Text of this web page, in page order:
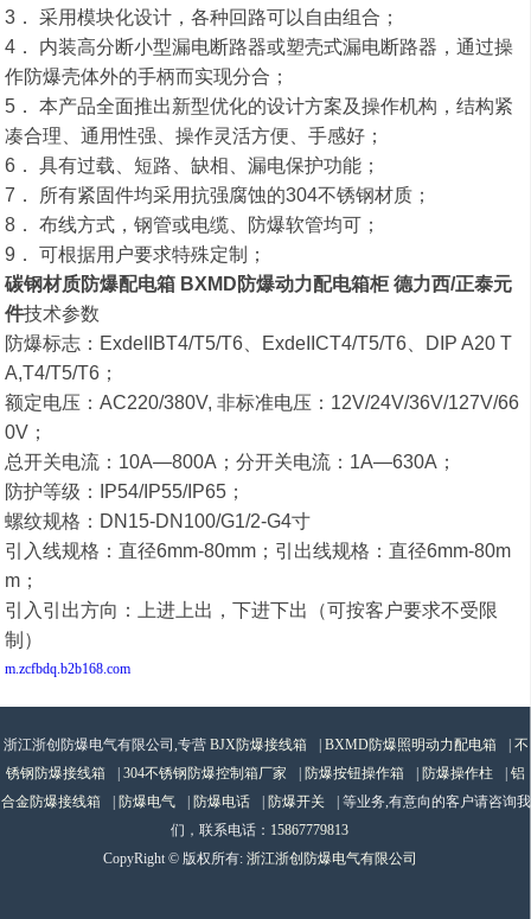
3． 采用模块化设计，各种回路可以自由组合；
4． 内装高分断小型漏电断路器或塑壳式漏电断路器，通过操
作防爆壳体外的手柄而实现分合；
5． 本产品全面推出新型优化的设计方案及操作机构，结构紧
凑合理、通用性强、操作灵活方便、手感好；
6． 具有过载、短路、缺相、漏电保护功能；
7． 所有紧固件均采用抗强腐蚀的304不锈钢材质；
8． 布线方式，钢管或电缆、防爆软管均可；
9． 可根据用户要求特殊定制；
碳钢材质防爆配电箱 BXMD防爆动力配电箱柜 德力西/正泰元
件技术参数
防爆标志：ExdeIIBT4/T5/T6、ExdeIICT4/T5/T6、DIP A20 T
A,T4/T5/T6；
额定电压：AC220/380V, 非标准电压：12V/24V/36V/127V/66
0V；
总开关电流：10A—800A；分开关电流：1A—630A；
防护等级：IP54/IP55/IP65；
螺纹规格：DN15-DN100/G1/2-G4寸
引入线规格：直径6mm-80mm；引出线规格：直径6mm-80m
m；
引入引出方向：上进上出，下进下出（可按客户要求不受限
制）
m.zcfbdq.b2b168.com
浙江浙创防爆电气有限公司,专营 BJX防爆接线箱 | BXMD防爆照明动力配电箱 | 不
锈钢防爆接线箱
| 304不锈钢防爆控制箱厂家 | 防爆按钮操作箱 | 防爆操作柱 | 铝
合金防爆接线箱
| 防爆电气 | 防爆电话 | 防爆开关
| 等业务,有意向的客户请咨询我
们，联系电话： 15867779813
CopyRight © 版权所有: 浙江浙创防爆电气有限公司